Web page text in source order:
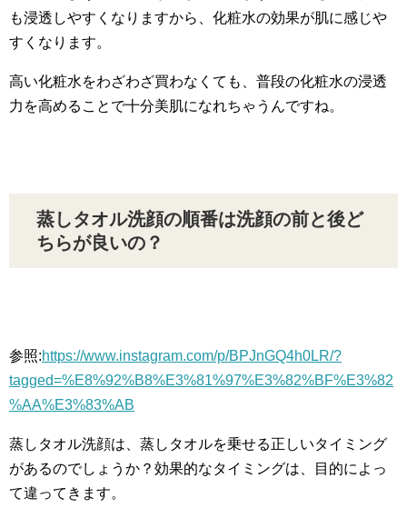
も浸透しやすくなりますから、化粧水の効果が肌に感じや
すくなります。
高い化粧水をわざわざ買わなくても、普段の化粧水の浸透
力を高めることで十分美肌になれちゃうんですね。
蒸しタオル洗顔の順番は洗顔の前と後ど
ちらが良いの？
参照:https://www.instagram.com/p/BPJnGQ4h0LR/?
tagged=%E8%92%B8%E3%81%97%E3%82%BF%E3%82
%AA%E3%83%AB
蒸しタオル洗顔は、蒸しタオルを乗せる正しいタイミング
があるのでしょうか？効果的なタイミングは、目的によっ
て違ってきます。